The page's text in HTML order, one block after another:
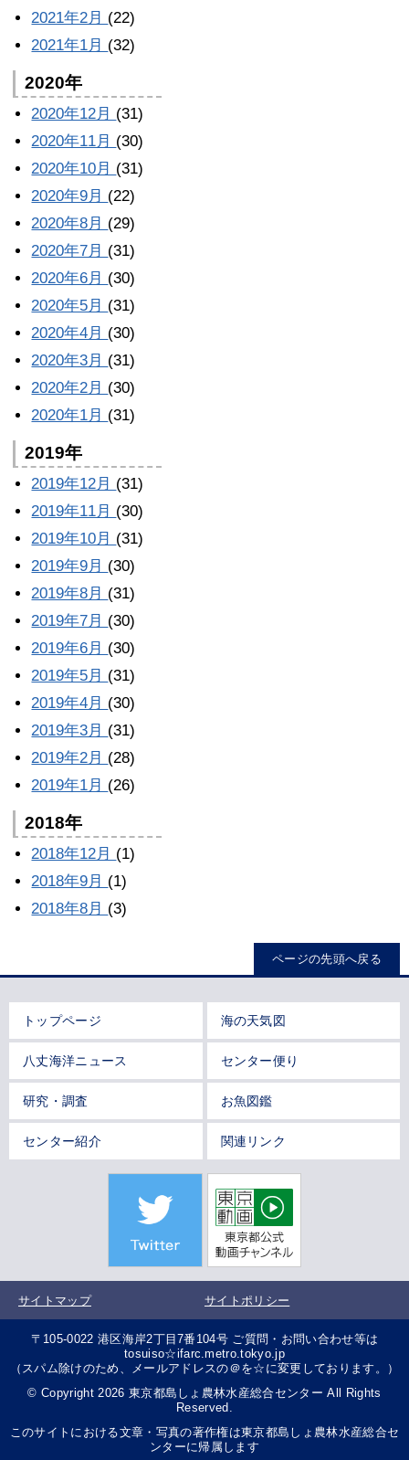
2021年2月 (22)
2021年1月 (32)
2020年
2020年12月 (31)
2020年11月 (30)
2020年10月 (31)
2020年9月 (22)
2020年8月 (29)
2020年7月 (31)
2020年6月 (30)
2020年5月 (31)
2020年4月 (30)
2020年3月 (31)
2020年2月 (30)
2020年1月 (31)
2019年
2019年12月 (31)
2019年11月 (30)
2019年10月 (31)
2019年9月 (30)
2019年8月 (31)
2019年7月 (30)
2019年6月 (30)
2019年5月 (31)
2019年4月 (30)
2019年3月 (31)
2019年2月 (28)
2019年1月 (26)
2018年
2018年12月 (1)
2018年9月 (1)
2018年8月 (3)
ページの先頭へ戻る
トップページ 海の天気図
八丈海洋ニュース センター便り
研究・調査 お魚図鑑
センター紹介 関連リンク
サイトマップ サイトポリシー
〒105-0022 港区海岸2丁目7番104号 ご質問・お問い合わせ等は
tosuiso☆ifarc.metro.tokyo.jp
（スパム除けのため、メールアドレスの＠を☆に変更しております。）
© Copyright 2026 東京都島しょ農林水産総合センター All Rights
Reserved.
このサイトにおける文章・写真の著作権は東京都島しょ農林水産総合セ
ンターに帰属します